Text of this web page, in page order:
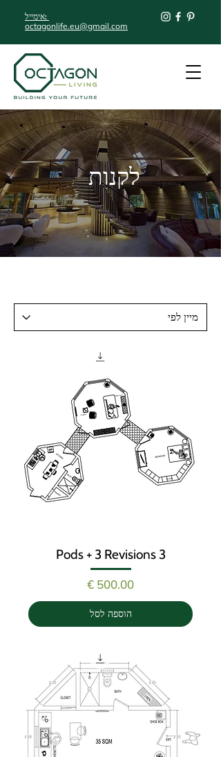
אימייל:
octagonlife.eu@gmail.com
לקנות
3 Pods + 3 Revisions
מחיר
הוספה לסל